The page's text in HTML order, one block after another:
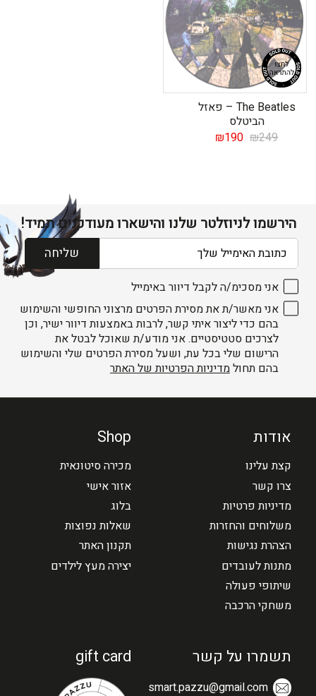
The Beatles – פאזל
הביטלס
₪249 המחיר₪190 המחיר
הירשמו לניוזלטר שלנו והישארו מעודכנים תמיד!
דוא׳׳ל
שליחה
אני מסכימ/ה לקבל דיוור באימייל
אני מאשר/ת את מסירת הפרטים מרצוני החופשי והשימוש
בהם כדי ליצור איתי קשר, לרבות באמצעות דיוור ישיר, וכן
לצרכים סטטיסטיים. אני מודע/ת שאוכל לבטל את
הרישום שלי בכל עת, ושעל מסירת הפרטים שלי והשימוש
בהם תחולמדיניות הפרטיות של האתר
אודות
קצת עלינו
צרו קשר
מדיניות פרטיות
משלוחים והחזרות
הצהרת נגישות
מתנות לעובדים
שיתופי פעולה
משחקי הרכבה
Shop
מכירה סיטונאית
אזור אישי
בלוג
שאלות נפוצות
תקנון האתר
יצירה מעץ לילדים
תשמרו על קשר
smart.pazzu@gmail.com
gift card